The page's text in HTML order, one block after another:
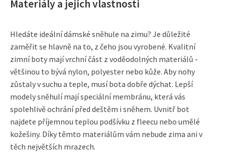
Materiály a jejich vlastnosti
Hledáte ideální dámské sněhule na zimu? Je důležité
zaměřit se hlavně na to, z čeho jsou vyrobené. Kvalitní
zimní boty mají vrchní část z voděodolných materiálů -
většinou to bývá nylon, polyester nebo kůže. Aby nohy
zůstaly v suchu a teple, musí bota dobře dýchat. Lepší
modely sněhulí mají speciální membránu, která vás
spolehlivě ochrání před deštěm i sněhem. Uvnitř bot
najdete příjemnou teplou podšívku z fleecu nebo umělé
kožešiny. Díky těmto materiálům vám nebude zima ani v
těch největších mrazech.